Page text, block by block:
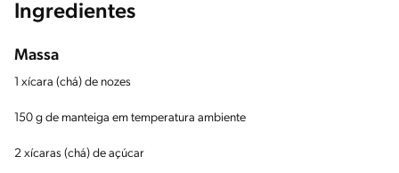
Ingredientes
Massa
1 xícara (chá) de nozes
150 g de manteiga em temperatura ambiente
2 xícaras (chá) de açúcar